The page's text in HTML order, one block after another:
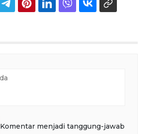
Komentar menjadi tanggung-jawab